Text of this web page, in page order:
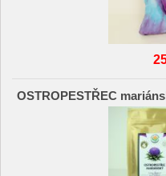
OSTROPESTŘEC